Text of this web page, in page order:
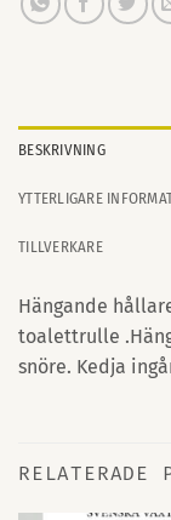
BESKRIVNING
YTTERLIGARE
TILLVERKARE
Hängande
toalettrulle
snöre. Kedja
RELATERADE